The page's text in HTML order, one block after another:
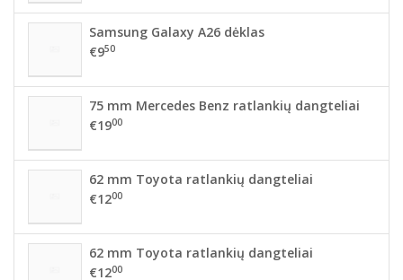
Samsung Galaxy A26 dėklas
€950
75 mm Mercedes Benz ratlankių dangteliai
€1900
62 mm Toyota ratlankių dangteliai
€1200
62 mm Toyota ratlankių dangteliai
€1200